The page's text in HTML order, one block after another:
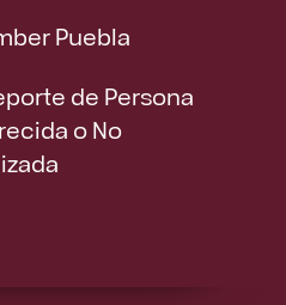
Puebla
de Persona
o No